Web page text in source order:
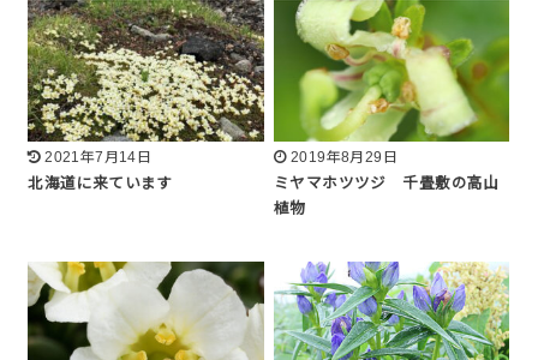
2021年7月14日
北海道に来ています
2019年8月29日
ミヤマホツツジ 千畳敷の高山
植物